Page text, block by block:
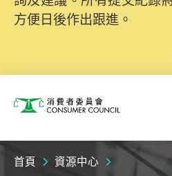
方便日後作出跟進。
消費者委員會
首頁 資源中心